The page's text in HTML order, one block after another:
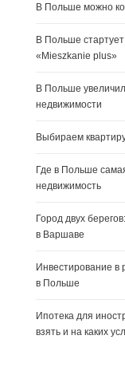
В Польше можно
В Польше
«Mieszkanie plus»
В Польше
недвижимости
Выбираем
Где в Польше
недвижимость
Город двух
в Варшаве
Инвестирование в
в Польше
Ипотека для
взять и на каких